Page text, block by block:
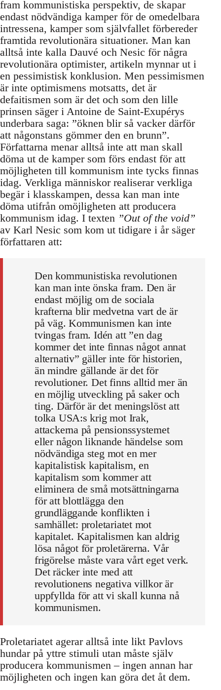
fram kommunistiska perspektiv, de skapar
endast nödvändiga kamper för de omedelbara
intressena, kamper som självfallet förbereder
framtida revolutionära situationer. Man kan
alltså inte kalla Dauvé och Nesic för några
revolutionära optimister, artikeln mynnar ut i
en pessimistisk konklusion. Men pessimismen
är inte optimismens motsatts, det är
defaitismen som är det och som den lille
prinsen säger i Antoine de Saint-Exupérys
underbara saga: ”öknen blir så vacker därför
att någonstans gömmer den en brunn”.
Författarna menar alltså inte att man skall
döma ut de kamper som förs endast för att
möjligheten till kommunism inte tycks finnas
idag. Verkliga människor realiserar verkliga
begär i klasskampen, dessa kan man inte
döma utifrån omöjligheten att producera
kommunism idag. I texten ”Out of the void”
av Karl Nesic som kom ut tidigare i år säger
författaren att:
Den kommunistiska revolutionen
kan man inte önska fram. Den är
endast möjlig om de sociala
krafterna blir medvetna vart de är
på väg. Kommunismen kan inte
tvingas fram. Idén att ”en dag
kommer det inte finnas något annat
alternativ” gäller inte för historien,
än mindre gällande är det för
revolutioner. Det finns alltid mer än
en möjlig utveckling på saker och
ting. Därför är det meningslöst att
tolka USA:s krig mot Irak,
attackerna på pensionssystemet
eller någon liknande händelse som
nödvändiga steg mot en mer
kapitalistisk kapitalism, en
kapitalism som kommer att
eliminera de små motsättningarna
för att blottlägga den
grundläggande konflikten i
samhället: proletariatet mot
kapitalet. Kapitalismen kan aldrig
lösa något för proletärerna. Vår
frigörelse måste vara vårt eget verk.
Det räcker inte med att
revolutionens negativa villkor är
uppfyllda för att vi skall kunna nå
kommunismen.
Proletariatet agerar alltså inte likt Pavlovs
hundar på yttre stimuli utan måste själv
producera kommunismen – ingen annan har
möjligheten och ingen kan göra det åt dem.